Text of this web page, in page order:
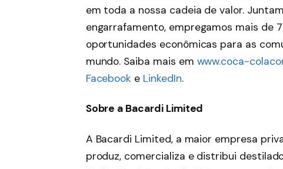
em toda a nossa cadeia de valor.
engarrafamento, empregamos mais de
oportunidades econômicas para as
mundo. Saiba mais em www.coca-
Facebook e LinkedIn.
Sobre a Bacardi Limited
A Bacardi Limited, a maior empresa
produz, comercializa e distribui